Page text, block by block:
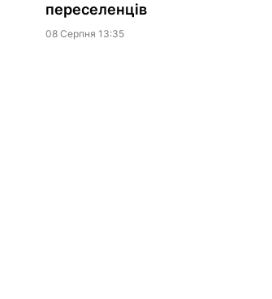
переселенців
08 Серпня 13:35